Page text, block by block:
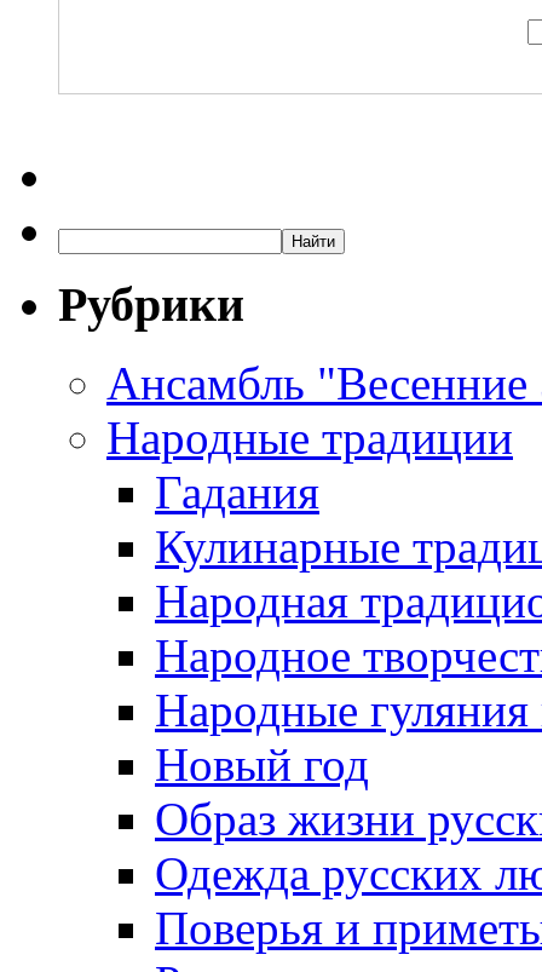
Рубрики
Ансамбль
Народные традиции
Гадания
Кулинарные
Народная
Народное
Народные
Новый год
Образ жизни
Одежда русских
Поверья и